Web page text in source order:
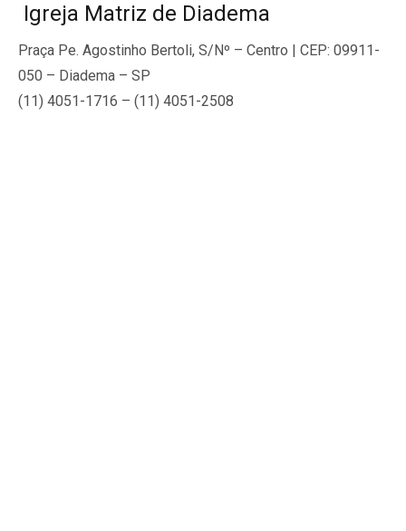
Igreja Matriz de Diadema
Praça Pe. Agostinho Bertoli, S/Nº – Centro | CEP: 09911-
050 – Diadema – SP
(11) 4051-1716 – (11) 4051-2508